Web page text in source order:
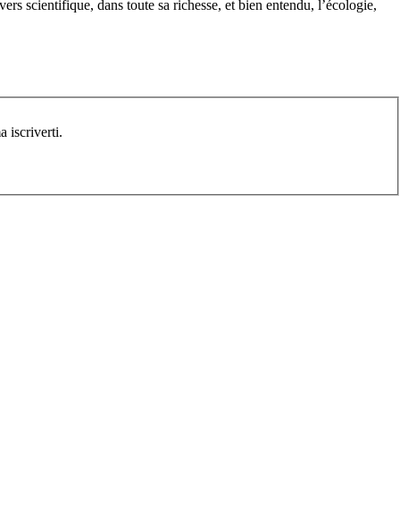
scientifique, dans toute sa richesse, et bien entendu, l’écologie,
sei registrato, devi prima iscriverti.